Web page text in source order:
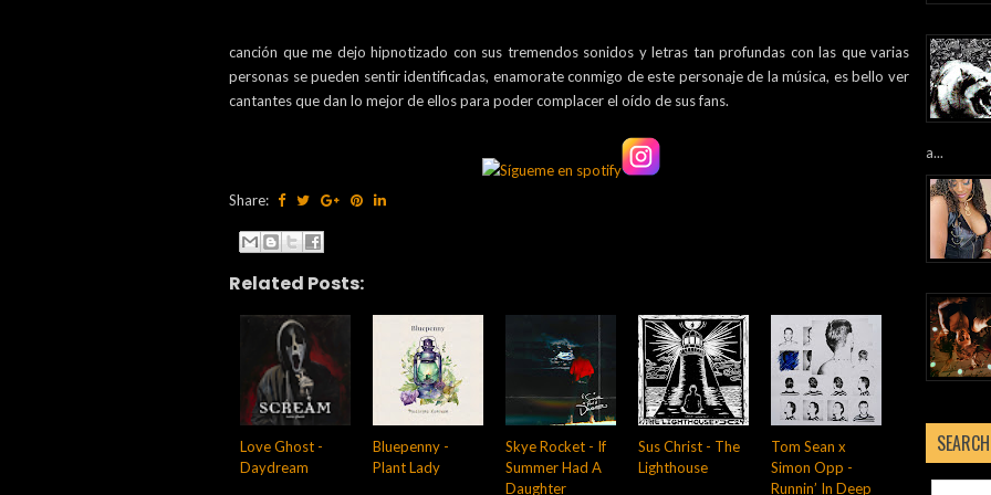
canción que me dejo hipnotizado con sus tremendos sonidos y letras tan profundas con las que varias
personas se pueden sentir identificadas, enamorate conmigo de este personaje de la música, es bello ver
cantantes que dan lo mejor de ellos para poder complacer el oído de sus fans.
Share:
Related Posts:
Love Ghost -
Daydream
Bluepenny -
Plant Lady
Skye Rocket - If
Summer Had A
Daughter
Sus Christ - The
Lighthouse
Tom Sean x
Simon Opp -
Runnin’ In Deep
a...